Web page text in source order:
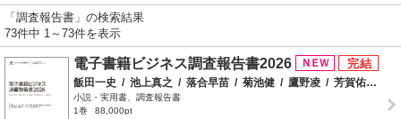
「調査報告書」の検索結果
73件中 1～73件を表示
電子書籍ビジネス調査報告書2026
飯田一史 / 池上真之 / 落合早苗 / 菊池健 / 鷹野凌 / 芳賀佑介
小説・実用書、調査報告書
1巻
88,000pt